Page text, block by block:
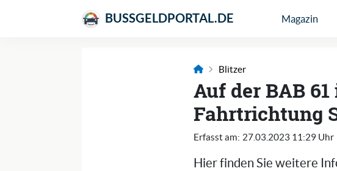
BUSSGELDPORTAL.DE Magazin
Blitzer
Auf der BAB
Fahrtrichtung
Erfasst am: 27.03.2023 11:29 Uhr
Hier finden Sie weitere